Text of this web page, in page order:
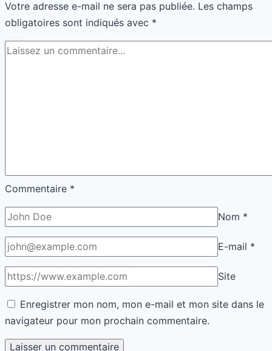
luxe
Votre adresse e-mail ne sera pas publiée. Les champs
obligatoires sont indiqués avec *
Commentaire *
Nom *
E-mail *
Site
Enregistrer mon nom, mon e-mail et mon site dans le
navigateur pour mon prochain commentaire.